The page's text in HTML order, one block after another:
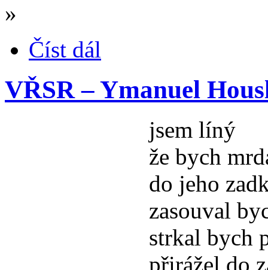
»
Číst dál
VŘSR – Ymanuel
jsem líný
že bych
do jeho
zasouval
strkal bych
přirážel do